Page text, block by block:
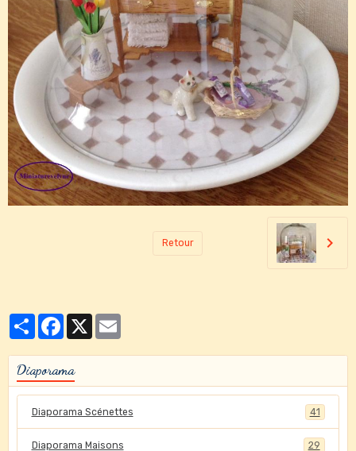
Retour
PartagerFacebook
Diaporama
Diaporama Scénettes 41
Diaporama Maisons 29